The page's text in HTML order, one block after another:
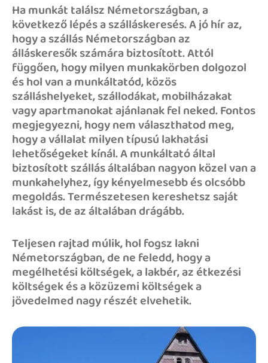
Ha munkát találsz Németországban, a
következő lépés a szálláskeresés. A jó hír az,
hogy a szállás Németországban az
álláskeresők számára biztosított. Attól
függően, hogy milyen munkakörben dolgozol
és hol van a munkáltatód, közös
szálláshelyeket, szállodákat, mobilházakat
vagy apartmanokat ajánlanak fel neked. Fontos
megjegyezni, hogy nem választhatod meg,
hogy a vállalat milyen típusú lakhatási
lehetőségeket kínál. A munkáltató által
biztosított szállás általában nagyon közel van a
munkahelyhez, így kényelmesebb és olcsóbb
megoldás. Természetesen kereshetsz saját
lakást is, de az általában drágább.
Teljesen rajtad múlik, hol fogsz lakni
Németországban, de ne feledd, hogy a
megélhetési költségek, a lakbér, az étkezési
költségek és a közüzemi költségek a
jövedelmed nagy részét elvehetik.